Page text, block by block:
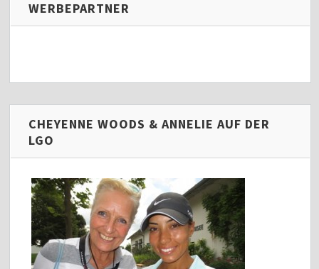
WERBEPARTNER
CHEYENNE WOODS & ANNELIE AUF DER
LGO